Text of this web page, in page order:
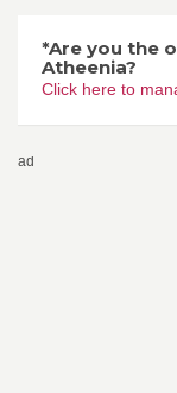
*Are you the
Atheenia?
Click here to
ad